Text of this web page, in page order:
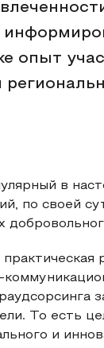
опыт
в
по своей
То есть
и